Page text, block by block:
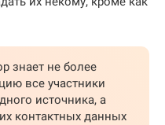
знает не более
все участники
источника, а
контактных данных